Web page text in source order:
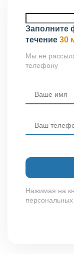
Заполните
течение 30
Мы не
телефону
Нажимая на